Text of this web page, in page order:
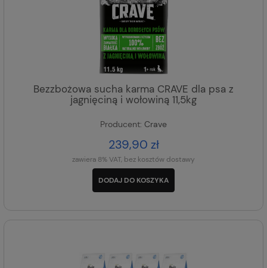
Bezzbożowa sucha karma CRAVE dla psa z
jagnięciną i wołowiną 11,5kg
Producent: Crave
239,90 zł
zawiera 8% VAT, bez kosztów dostawy
DODAJ DO KOSZYKA